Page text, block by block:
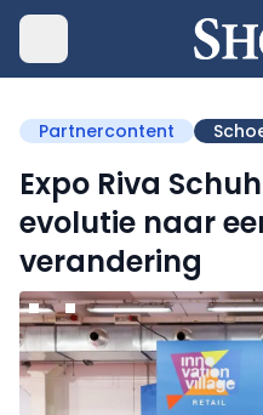
Partnercontent
Expo Riva
evolutie naar
verandering